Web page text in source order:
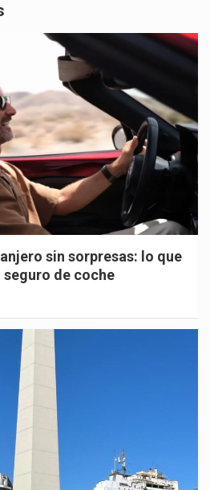
sin sorpresas: lo que
de coche